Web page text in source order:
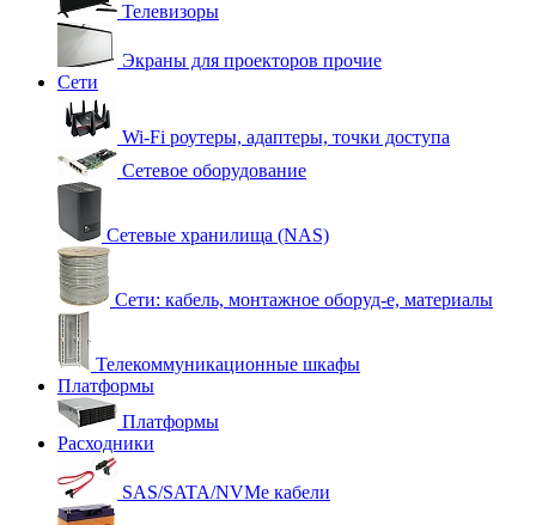
Телевизоры
Экраны для проекторов прочие
Сети
Wi-Fi роутеры, адаптеры, точки доступа
Сетевое оборудование
Сетевые хранилища (NAS)
Сети: кабель, монтажное оборуд-е, материалы
Телекоммуникационные шкафы
Платформы
Платформы
Расходники
SAS/SATA/NVMe кабели